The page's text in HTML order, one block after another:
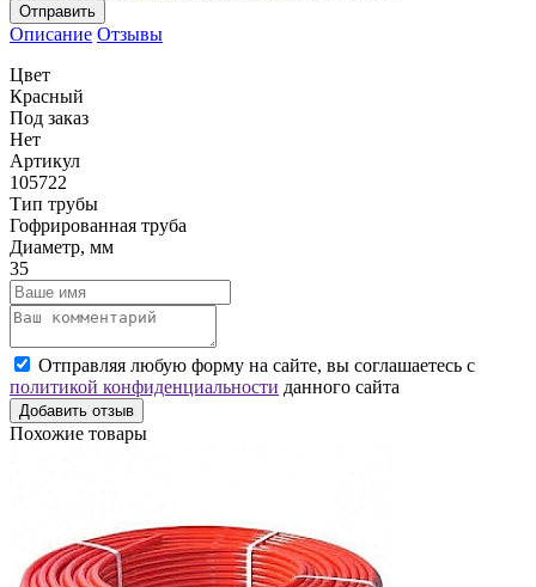
Отправить
Описание Отзывы
Цвет
Красный
Под заказ
Нет
Артикул
105722
Тип трубы
Гофрированная труба
Диаметр, мм
35
Отправляя любую форму на сайте, вы соглашаетесь с
политикой конфиденциальности данного сайта
Добавить отзыв
Похожие товары